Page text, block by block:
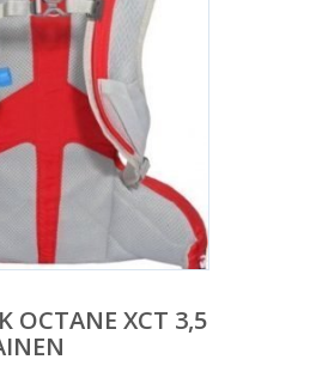
OCTANE XCT 3,5